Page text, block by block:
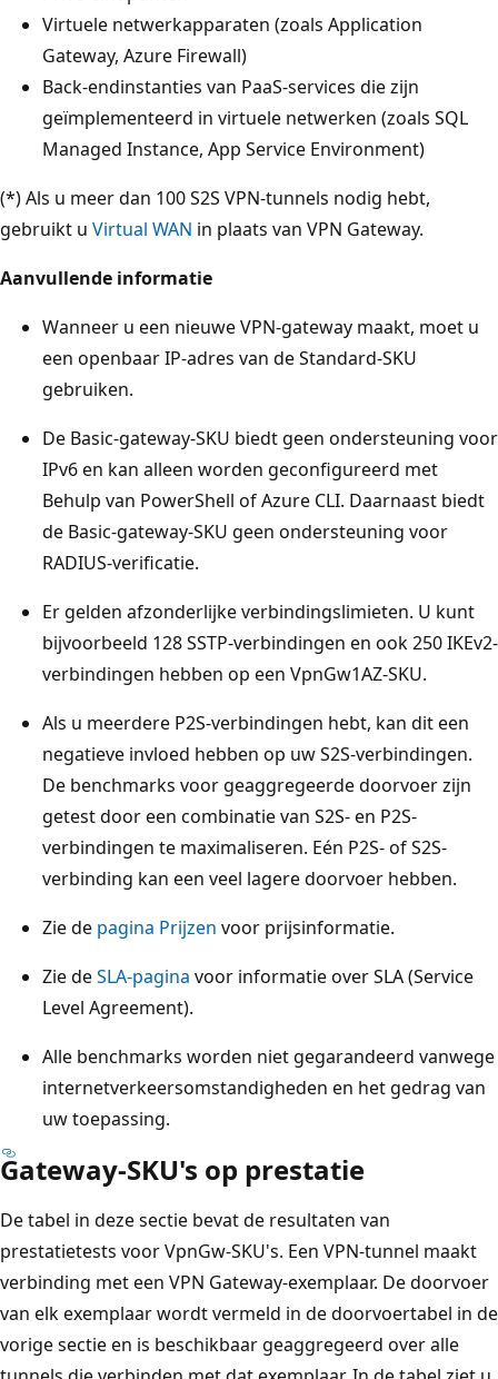
Virtuele netwerkapparaten (zoals Application
Gateway, Azure Firewall)
Back-endinstanties van PaaS-services die zijn
geïmplementeerd in virtuele netwerken (zoals SQL
Managed Instance, App Service Environment)
(*) Als u meer dan 100 S2S VPN-tunnels nodig hebt,
gebruikt u Virtual WAN in plaats van VPN Gateway.
Aanvullende informatie
Wanneer u een nieuwe VPN-gateway maakt, moet u
een openbaar IP-adres van de Standard-SKU
gebruiken.
De Basic-gateway-SKU biedt geen ondersteuning voor
IPv6 en kan alleen worden geconfigureerd met
Behulp van PowerShell of Azure CLI. Daarnaast biedt
de Basic-gateway-SKU geen ondersteuning voor
RADIUS-verificatie.
Er gelden afzonderlijke verbindingslimieten. U kunt
bijvoorbeeld 128 SSTP-verbindingen en ook 250 IKEv2-
verbindingen hebben op een VpnGw1AZ-SKU.
Als u meerdere P2S-verbindingen hebt, kan dit een
negatieve invloed hebben op uw S2S-verbindingen.
De benchmarks voor geaggregeerde doorvoer zijn
getest door een combinatie van S2S- en P2S-
verbindingen te maximaliseren. Eén P2S- of S2S-
verbinding kan een veel lagere doorvoer hebben.
Zie de pagina Prijzen voor prijsinformatie.
Zie deSLA-pagina voor informatie over SLA (Service
Level Agreement).
Alle benchmarks worden niet gegarandeerd vanwege
internetverkeersomstandigheden en het gedrag van
uw toepassing.
Gateway-SKU's op prestatie
De tabel in deze sectie bevat de resultaten van
prestatietests voor VpnGw-SKU's. Een VPN-tunnel maakt
verbinding met een VPN Gateway-exemplaar. De doorvoer
van elk exemplaar wordt vermeld in de doorvoertabel in de
vorige sectie en is beschikbaar geaggregeerd over alle